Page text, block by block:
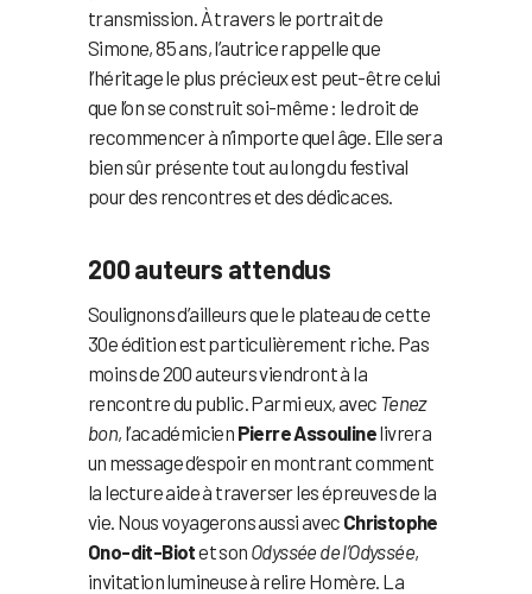
transmission. À travers le portrait de
Simone, 85 ans, l’autrice rappelle que
l’héritage le plus précieux est peut-être celui
que l’on se construit soi-même : le droit de
recommencer à n’importe quel âge. Elle sera
bien sûr présente tout au long du festival
pour des rencontres et des dédicaces.
200 auteurs attendus
Soulignons d’ailleurs que le plateau de cette
30e édition est particulièrement riche. Pas
moins de 200 auteurs viendront à la
rencontre du public. Parmi eux, avec Tenez
bon, l’académicien Pierre Assoulinelivrera
un message d’espoir en montrant comment
la lecture aide à traverser les épreuves de la
vie. Nous voyagerons aussi avec Christophe
Ono-dit-Biotet son Odyssée de l’Odyssée,
invitation lumineuse à relire Homère. La